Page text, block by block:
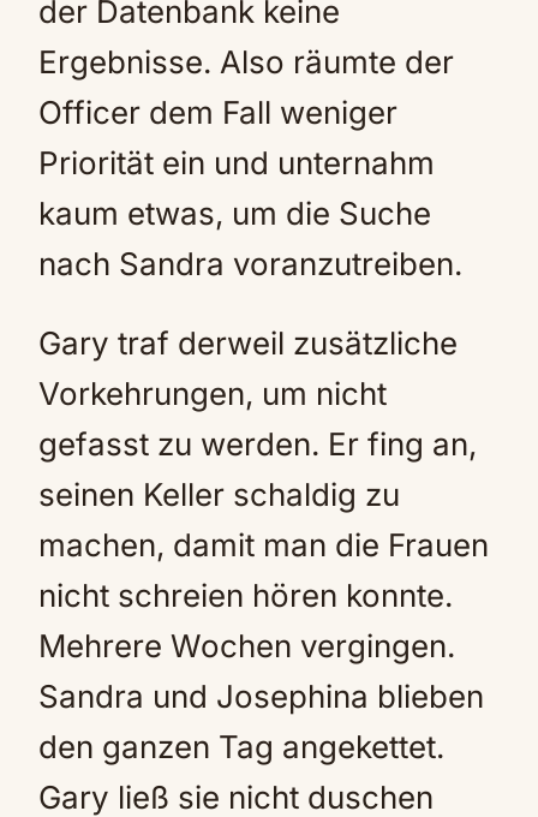
der Datenbank keine
Ergebnisse. Also räumte der
Officer dem Fall weniger
Priorität ein und unternahm
kaum etwas, um die Suche
nach Sandra voranzutreiben.
Gary traf derweil zusätzliche
Vorkehrungen, um nicht
gefasst zu werden. Er fing an,
seinen Keller schaldig zu
machen, damit man die Frauen
nicht schreien hören konnte.
Mehrere Wochen vergingen.
Sandra und Josephina blieben
den ganzen Tag angekettet.
Gary ließ sie nicht duschen